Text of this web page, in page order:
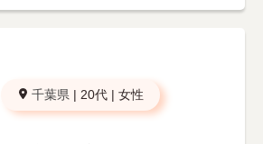
千葉県 | 20代 | 女性